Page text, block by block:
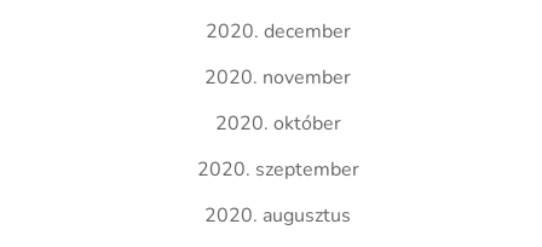
2020. december
2020. november
2020. október
2020. szeptember
2020. augusztus